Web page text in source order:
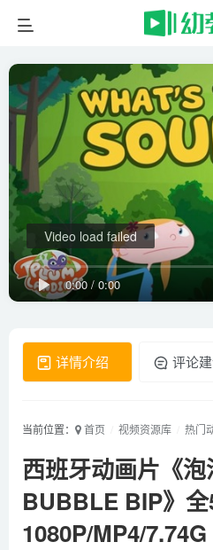
0:00 / 0:00
Video load failed
详情介绍 评论
当前位置： 首页 视频资源库 热门
西班牙动画片《
BUBBLE BIP》
1080P/MP4/